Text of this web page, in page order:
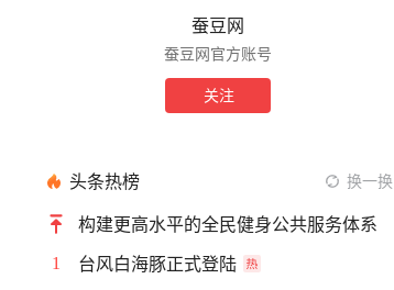
蚕豆网
蚕豆网官方账号
关注
头条热榜 换一换
构建更高水平的全民健身公共服务体系
1 台风白海豚正式登陆